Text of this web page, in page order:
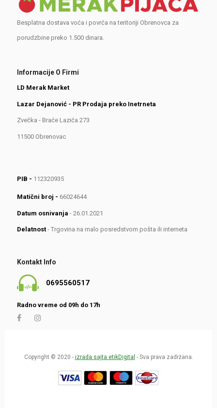
Besplatna dostava voća i povrća na teritoriji Obrenovca za
porudzbine preko 1.500 dinara.
Informacije O Firmi
LD Merak Market
Lazar Dejanović - PR Prodaja preko Inetrneta
Zvečka - Braće Lazića 273
11500 Obrenovac
PIB - 112320935
Matični broj - 66024644
Datum osnivanja - 26.01.2021
Delatnost - Trgovina na malo posredstvom pošta ili interneta
Kontakt Info
0695560517
Radno vreme od 09h do 17h
Copyright © 2020 - izrada sajta etikDigital - Sva prava zadržana.